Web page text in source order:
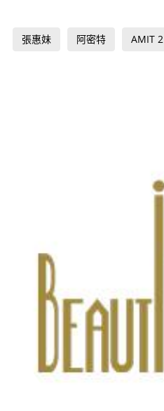
張惠妹 阿密特 AMIT 2